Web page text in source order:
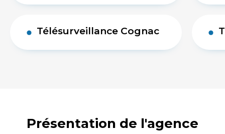
Télésurveillance Cognac
Présentation de l'agence